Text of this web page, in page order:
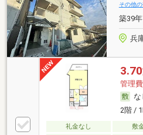
その他
築39
兵
3.70
管理
な
2階 /
礼金なし 敷